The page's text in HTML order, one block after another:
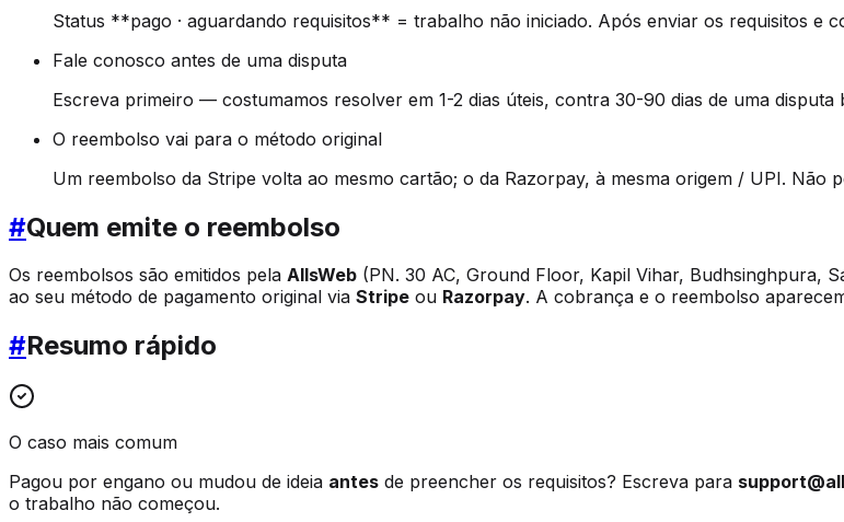
Status **pago · aguardando requisitos** = trabalho não iniciado. Após enviar os requisitos e
Fale conosco antes de uma disputa
Escreva primeiro — costumamos resolver em 1-2 dias úteis, contra 30-90 dias de uma disputa
O reembolso vai para o método original
Um reembolso da Stripe volta ao mesmo cartão; o da Razorpay, à mesma origem / UPI. Não
#Quem emite o reembolso
Os reembolsos são emitidos pela AllsWeb (PN. 30 AC, Ground Floor, Kapil Vihar, Budhsinghpura,
ao seu método de pagamento original via Stripe ou Razorpay. A cobrança e o reembolso
#Resumo rápido
O caso mais comum
Pagou por engano ou mudou de ideia antes de preencher os requisitos? Escreva para
o trabalho não começou.